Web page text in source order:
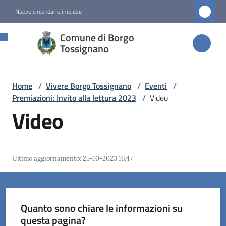
Nuovo circondario imolese
Comune di Borgo
Tossignano
Comune di
Borgo
Servizi
Vivere
Borgo
Tossignano
Home / Vivere Borgo Tossignano / Eventi /
Premiazioni: Invito alla lettura 2023 / Video
Video
Ultimo aggiornamento:25-10-2023 16:47
Quanto sono chiare le informazioni su
questa pagina?